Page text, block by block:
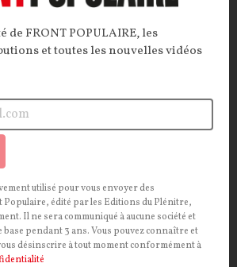
de droit au service du
que faisait la
de l’État de droit. On en
l’horizon ultime : le marché… qui
aussi celui de l’Union européenne.
de FRONT POPULAIRE, les
et toutes les nouvelles vidéos
utilisé pour vous envoyer des
édité par les Editions du Plénitre,
Il ne sera communiqué à aucune société et
base pendant 3 ans. Vous pouvez connaître et
désinscrire à tout moment conformément à